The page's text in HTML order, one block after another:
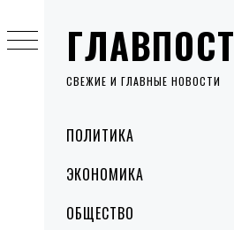
ГЛАВПОСТ
СВЕЖИЕ И ГЛАВНЫЕ НОВОСТИ
MenuПОЛИТИКА
ЭКОНОМИКА
ОБЩЕСТВО
to
content